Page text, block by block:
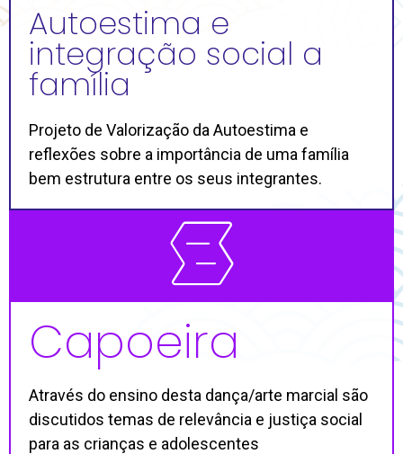
Autoestima e
integração social a
família
Projeto de Valorização da Autoestima e
reflexões sobre a importância de uma família
bem estrutura entre os seus integrantes.
Capoeira
Através do ensino desta dança/arte marcial são
discutidos temas de relevância e justiça social
para as crianças e adolescentes